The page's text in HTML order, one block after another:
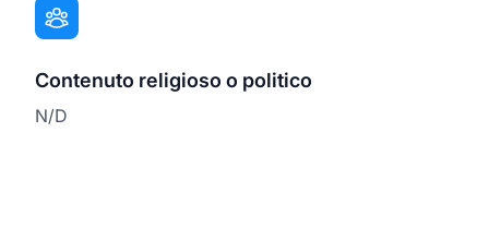
Contenuto religioso o politico
N/D